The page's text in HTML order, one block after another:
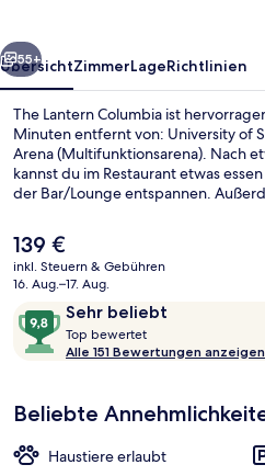
Weiter
55+
ÜbersichtZimmerLageRichtlinien
The Lantern Columbia ist
Minuten entfernt von: University of
Arena (Multifunktionsarena). Nach
kannst du im Restaurant etwas
der Bar/Lounge entspannen.
Center und Williams-Brice Stadium.
Der
aktuelle
Preis
139 €.
139 €
inkl. Steuern & Gebühren
16. Aug.–17. Aug.
Bewertungen
Sehr beliebt
9,8
von
10,
beliebt
Top bewertet
o
b
w
Alle 151 Bewertungen anzeigen
Beliebte
Haustiere erlaubt